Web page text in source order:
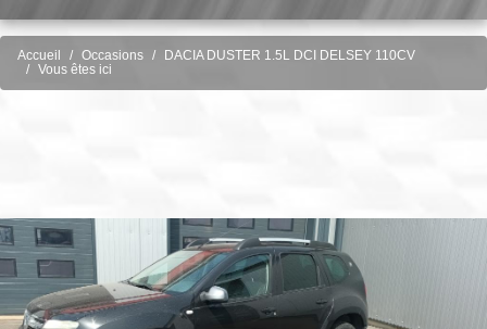
Accueil Occasions
DACIA DUSTER 1.5L DCI DELSEY 110CV
Vous êtes ici